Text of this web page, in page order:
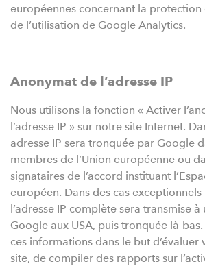
européennes concernant la protection
de l’utilisation de Google Analytics.
Anonymat de l’adresse IP
Nous utilisons la fonction « Activer
l’adresse IP » sur notre site Internet.
adresse IP sera tronquée par Google
membres de l’Union européenne ou
signataires de l’accord instituant
européen. Dans des cas
l’adresse IP complète sera transmise
Google aux USA, puis tronquée là-
ces informations dans le but
site, de compiler des rapports sur